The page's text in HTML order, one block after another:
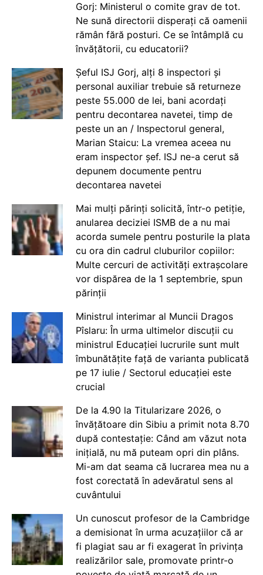
Gorj: Ministerul o comite grav de tot.
Ne sună directorii disperați că oamenii
rămân fără posturi. Ce se întâmplă cu
învățătorii, cu educatorii?
Șeful ISJ Gorj, alți 8 inspectori și
personal auxiliar trebuie să returneze
peste 55.000 de lei, bani acordați
pentru decontarea navetei, timp de
peste un an / Inspectorul general,
Marian Staicu: La vremea aceea nu
eram inspector șef. ISJ ne-a cerut să
depunem documente pentru
decontarea navetei
Mai mulți părinți solicită, într-o petiție,
anularea deciziei ISMB de a nu mai
acorda sumele pentru posturile la plata
cu ora din cadrul cluburilor copiilor:
Multe cercuri de activități extrașcolare
vor dispărea de la 1 septembrie, spun
părinții
Ministrul interimar al Muncii Dragos
Pîslaru: În urma ultimelor discuții cu
ministrul Educației lucrurile sunt mult
îmbunătățite față de varianta publicată
pe 17 iulie / Sectorul educației este
crucial
De la 4.90 la Titularizare 2026, o
învățătoare din Sibiu a primit nota 8.70
după contestație: Când am văzut nota
inițială, nu mă puteam opri din plâns.
Mi-am dat seama că lucrarea mea nu a
fost corectată în adevăratul sens al
cuvântului
Un cunoscut profesor de la Cambridge
a demisionat în urma acuzațiilor că ar
fi plagiat sau ar fi exagerat în privința
realizărilor sale, promovate printr-o